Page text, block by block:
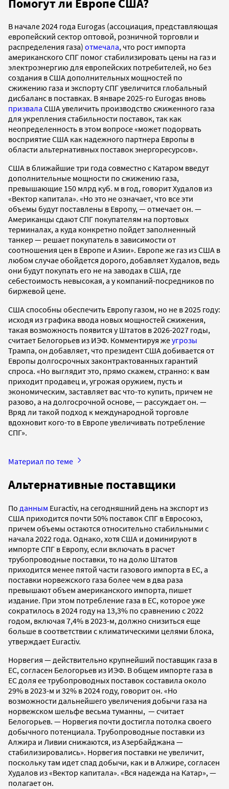
В начале 2024 года Eurogas (ассоциация, представляющая
европейский сектор оптовой, розничной торговли и
распределения газа) отмечала, что рост импорта
американского СПГ помог стабилизировать цены на газ и
электроэнергию для европейских потребителей, но без
создания в США дополнительных мощностей по
сжижению газа и экспорту СПГ увеличится глобальный
дисбаланс в поставках. В январе 2025-го Eurogas вновь
призвала США увеличить производство сжиженного газа
для укрепления стабильности поставок, так как
неопределенность в этом вопросе «может подорвать
восприятие США как надежного партнера Европы в
области альтернативных поставок энергоресурсов».
США в ближайшие три года совместно с Катаром введут
дополнительные мощности по сжижению газа,
превышающие 150 млрд куб. м в год, говорит Худалов из
«Вектор капитала». «Но это не означает, что все эти
объемы будут поставлены в Европу, — отмечает он. —
Американцы сдают СПГ покупателям на портовых
терминалах, а куда конкретно пойдет заполненный
танкер — решает покупатель в зависимости от
соотношения цен в Европе и Азии». Европе же газ из США в
любом случае обойдется дорого, добавляет Худалов, ведь
они будут покупать его не на заводах в США, где
себестоимость невысокая, а у компаний-посредников по
биржевой цене.
США способны обеспечить Европу газом, но не в 2025 году:
исходя из графика ввода новых мощностей сжижения,
такая возможность появится у Штатов в 2026-2027 годы,
считает Белогорьев из ИЭФ. Комментируя жеугрозы
Трампа, он добавляет, что президент США добивается от
Европы долгосрочных законтрактованных гарантий
спроса. «Но выглядит это, прямо скажем, странно: к вам
приходит продавец и, угрожая оружием, пусть и
экономическим, заставляет вас что-то купить, причем не
разово, а на долгосрочной основе, — рассуждает он. —
Вряд ли такой подход к международной торговле
вдохновит кого-то в Европе увеличивать потребление
СПГ».
Материал по теме
Альтернативные поставщики
По данным Euractiv, на сегодняшний день на экспорт из
США приходится почти 50% поставок СПГ в Евросоюз,
причем объемы остаются относительно стабильными с
начала 2022 года. Однако, хотя США и доминируют в
импорте СПГ в Европу, если включать в расчет
трубопроводные поставки, то на долю Штатов
приходится менее пятой части газового импорта в ЕС, а
поставки норвежского газа более чем в два раза
превышают объем американского импорта, пишет
издание. При этом потребление газа в ЕС, которое уже
сократилось в 2024 году на 13,3% по сравнению с 2022
годом, включая 7,4% в 2023-м, должно снизиться еще
больше в соответствии с климатическими целями блока,
утверждает Euractiv.
Норвегия — действительно крупнейший поставщик газа в
ЕС, согласен Белогорьев из ИЭФ. В общем импорте газа в
ЕС доля ее трубопроводных поставок составила около
29% в 2023-м и 32% в 2024 году, говорит он. «Но
возможности дальнейшего увеличения добычи газа на
норвежском шельфе весьма туманны, — cчитает
Белогорьев. — Норвегия почти достигла потолка своего
добычного потенциала. Трубопроводные поставки из
Алжира и Ливии снижаются, из Азербайджана —
стабилизировались». Норвегия поставки не увеличит,
поскольку там идет спад добычи, как и в Алжире, согласен
Худалов из «Вектор капитала». «Вся надежда на Катар», —
полагает он.